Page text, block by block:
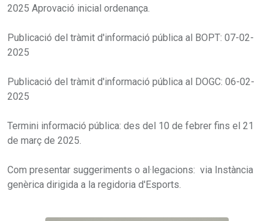
2025 Aprovació inicial ordenança.
Publicació del tràmit d'informació pública al BOPT: 07-02-
2025
Publicació del tràmit d'informació pública al DOGC: 06-02-
2025
Termini informació pública: des del 10 de febrer fins el 21
de març de 2025.
Com presentar suggeriments o al·legacions: via Instància
genèrica dirigida a la regidoria d'Esports.